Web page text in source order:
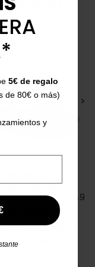
>
beige de tiras
Mesh Slide 83649
€ Precio base
17,99 €
5star
5€ de regalo
de 80€ o más)
y